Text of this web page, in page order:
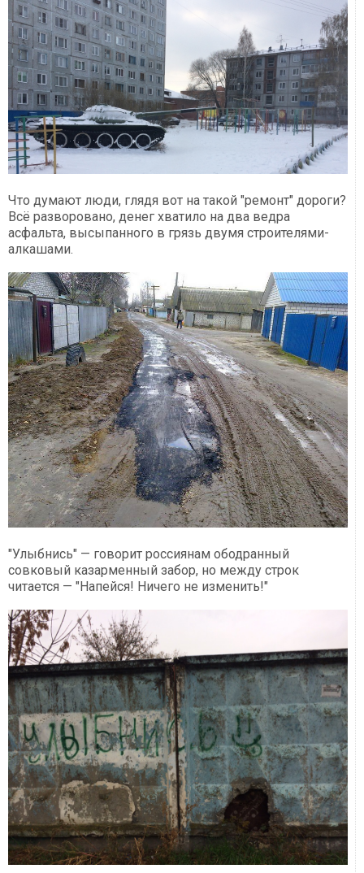
Что думают люди, глядя вот на такой "ремонт" дороги?
Всё разворовано, денег хватило на два ведра
асфальта, высыпанного в грязь двумя строителями-
алкашами.
"Улыбнись" — говорит россиянам ободранный
совковый казарменный забор, но между строк
читается — "Напейся! Ничего не изменить!"